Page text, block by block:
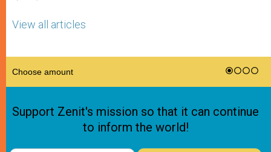
View all articles